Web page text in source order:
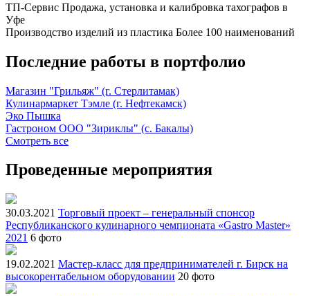
ТП-Сервис Продажа, установка и калибровка тахографов в
Уфе
Производство изделий из пластика Более 100 наименований
Последние работы в портфолио
Магазин "Грильяж" (г. Стерлитамак)
Кулинармаркет Тэмле (г. Нефтекамск)
Эко Пышка
Гастроном ООО "Зириклы" (с. Бакалы)
Смотреть все
Проведенные мероприятия
30.03.2021 Торговый проект – генеральный спонсор
Республиканского кулинарного чемпионата «Gastro Master»
2021 6 фото
19.02.2021 Мастер-класс для предпринимателей г. Бирск на
высокорентабельном оборудовании 20 фото